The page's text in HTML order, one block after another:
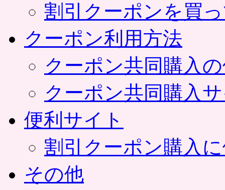
割引クーポンを買
クーポン利用方法
クーポン共同購入
クーポン共同購入
便利サイト
割引クーポン購入
その他